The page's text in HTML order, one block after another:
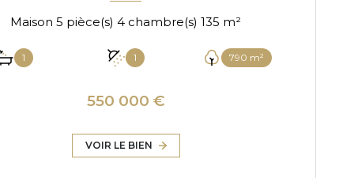
Maison 5 pièce(s) 4 chambre(s) 135 m²
1 1 790 m²
550 000 €
VOIR LE BIEN